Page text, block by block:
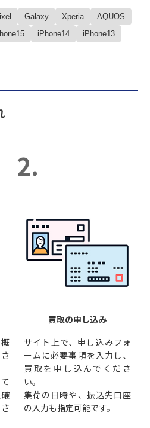
Galaxy Xperia
AQUOS
iPhone14
iPhone13
2.
買取の申し込み
サイト上で、申し込みフォ
ームに必要事項を入力し、
買取を申し込んでくださ
い。
集荷の日時や、振込先口座
の入力も指定可能です。